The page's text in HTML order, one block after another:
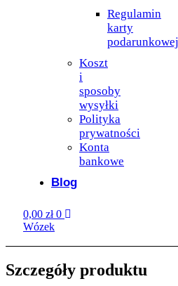
Regulamin
karty
podarunkowej
Koszt
i
sposoby
wysyłki
Polityka
prywatności
Konta
bankowe
Blog
0,00 zł 0
Wózek
Szczegóły produktu